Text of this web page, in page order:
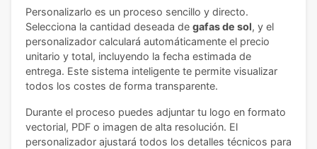
Personalizarlo es un proceso sencillo y directo.
Selecciona la cantidad deseada de gafas de sol, y el
personalizador calculará automáticamente el precio
unitario y total, incluyendo la fecha estimada de
entrega. Este sistema inteligente te permite visualizar
todos los costes de forma transparente.
Durante el proceso puedes adjuntar tu logo en formato
vectorial, PDF o imagen de alta resolución. El
personalizador ajustará todos los detalles técnicos para